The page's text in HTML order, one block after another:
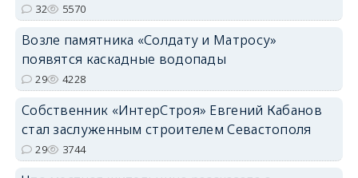
32 5570
Возле памятника «Солдату и Матросу»
появятся каскадные водопады
29 4228
Собственник «ИнтерСтроя» Евгений Кабанов
стал заслуженным строителем Севастополя
29 3744